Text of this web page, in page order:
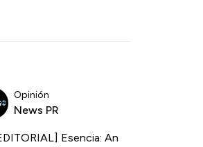
Opinión
News PR
Esencia: An